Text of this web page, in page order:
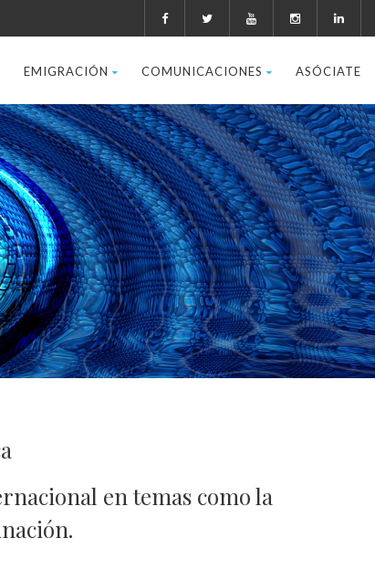
EMIGRACIÓN COMUNICACIONES ASÓCIATE
en temas como la